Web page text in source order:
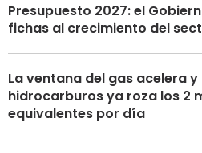
Presupuesto 2027: el
fichas al crecimiento del
La ventana del gas acelera
hidrocarburos ya roza los 2
equivalentes por día